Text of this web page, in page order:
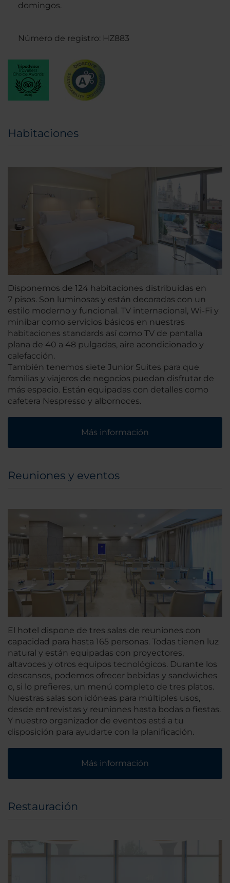
domingos.
Número de registro: HZ883
Habitaciones
Disponemos de 124 habitaciones distribuidas en
7 pisos. Son luminosas y están decoradas con un
estilo moderno y funcional. TV internacional, Wi-Fi y
minibar como servicios básicos en nuestras
habitaciones standards así como TV de pantalla
plana de 40 a 48 pulgadas, aire acondicionado y
calefacción.
También tenemos siete Junior Suites para que
familias y viajeros de negocios puedan disfrutar de
más espacio. Están equipadas con detalles como
cafetera Nespresso y albornoces.
Más información
Reuniones y eventos
El hotel dispone de tres salas de reuniones con
capacidad para hasta 165 personas. Todas tienen luz
natural y están equipadas con proyectores,
altavoces y otros equipos tecnológicos. Durante los
descansos, podemos ofrecer bebidas y sandwiches
o, si lo prefieres, un menú completo de tres platos.
Nuestras salas son idóneas para múltiples usos,
desde entrevistas y reuniones hasta bodas o fiestas.
Y nuestro organizador de eventos está a tu
disposición para ayudarte con la planificación.
Más información
Restauración